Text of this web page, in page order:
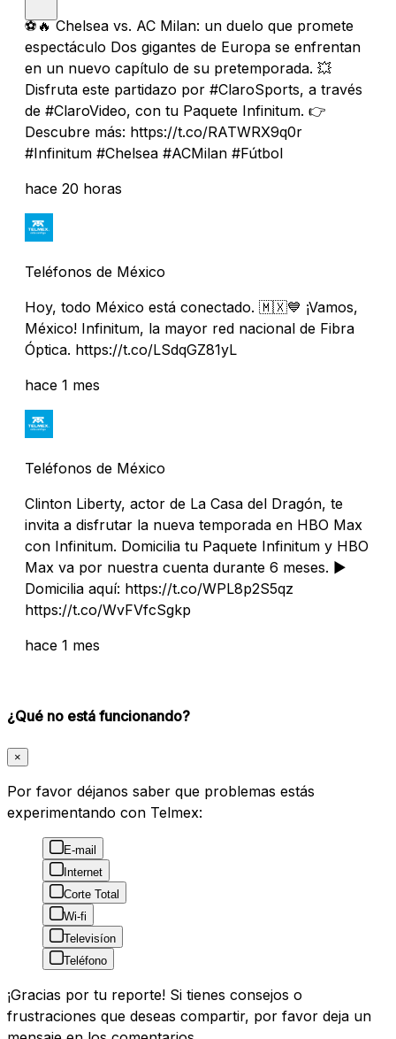
⚽️🔥 Chelsea vs. AC Milan: un duelo que promete
espectáculo Dos gigantes de Europa se enfrentan
en un nuevo capítulo de su pretemporada. 💥
Disfruta este partidazo por #ClaroSports, a través
de #ClaroVideo, con tu Paquete Infinitum. 👉
Descubre más: https://t.co/RATWRX9q0r
#Infinitum #Chelsea #ACMilan #Fútbol
hace 20 horas
Teléfonos de México
Hoy, todo México está conectado. 🇲🇽💙 ¡Vamos,
México! Infinitum, la mayor red nacional de Fibra
Óptica. https://t.co/LSdqGZ81yL
hace 1 mes
Teléfonos de México
Clinton Liberty, actor de La Casa del Dragón, te
invita a disfrutar la nueva temporada en HBO Max
con Infinitum. Domicilia tu Paquete Infinitum y HBO
Max va por nuestra cuenta durante 6 meses. ▶️
Domicilia aquí: https://t.co/WPL8p2S5qz
https://t.co/WvFVfcSgkp
hace 1 mes
¿Qué no está funcionando?
×
Por favor déjanos saber que problemas estás
experimentando con Telmex:
E-mail
Internet
Corte Total
Wi-fi
Televisíon
Teléfono
¡Gracias por tu reporte! Si tienes consejos o
frustraciones que deseas compartir, por favor deja un